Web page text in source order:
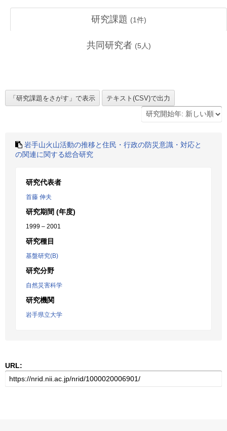
研究課題 (1件)
共同研究者 (5 人)
岩手山火山活動の推移と住民・行政の防災意識・対応と
の関連に関する総合研究
研究代表者
首藤 伸夫
研究期間 (年度)
1999 – 2001
研究種目
基盤研究(B)
研究分野
自然災害科学
研究機関
岩手県立大学
URL: